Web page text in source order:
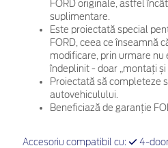
FORD originale, astfel
suplimentare.
Este proiectată special
FORD, ceea ce înseamnă
modificare, prin urmare nu
îndeplinit - doar „montați și
Proiectată să completeze
autovehiculului.
Beneficiază de garanție
Accesoriu compatibil cu: 4-